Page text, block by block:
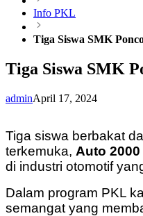
Info PKL
Tiga Siswa SMK
Tiga Siswa SMK
adminApril 17, 2024
Tiga siswa berbakat
terkemuka, Auto
di industri otomotif
Dalam program PKL
semangat yang